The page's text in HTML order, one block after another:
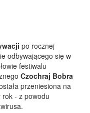
po rocznej
odbywającego się w
festiwalu
Czochraj Bobra
przeniesiona na
rok - z powodu